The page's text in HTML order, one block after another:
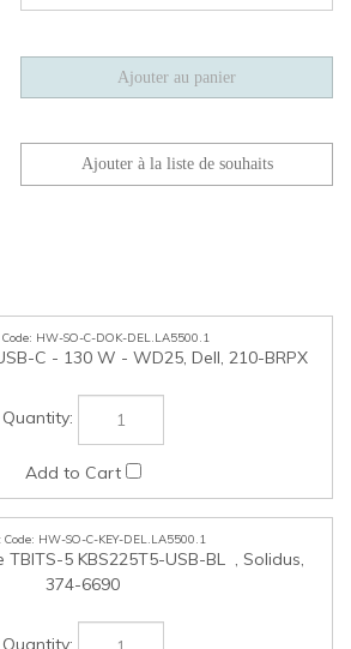
HW-SO-C-DOK-DEL.LA5500.1
C - 130 W - WD25, Dell, 210-BRPX
HW-SO-C-KEY-DEL.LA5500.1
TBITS-5 KBS225T5-USB-BL , Solidus,
374-6690